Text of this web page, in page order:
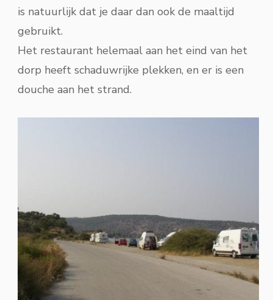
is natuurlijk dat je daar dan ook de maaltijd
gebruikt.
Het restaurant helemaal aan het eind van het
dorp heeft schaduwrijke plekken, en er is een
douche aan het strand.